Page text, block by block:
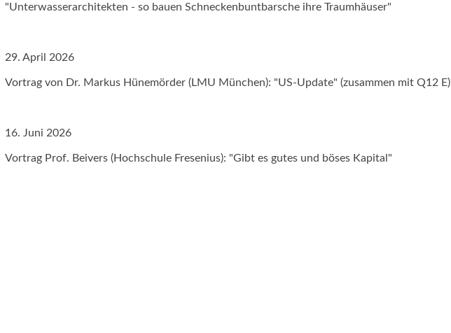
"Unterwasserarchitekten - so bauen Schneckenbuntbarsche ihre Traumhäuser"
29. April 2026
Vortrag von Dr. Markus Hünemörder (LMU München): "US-Update" (zusammen mit Q12 E)
16. Juni 2026
Vortrag Prof. Beivers (Hochschule Fresenius): "Gibt es gutes und böses Kapital"